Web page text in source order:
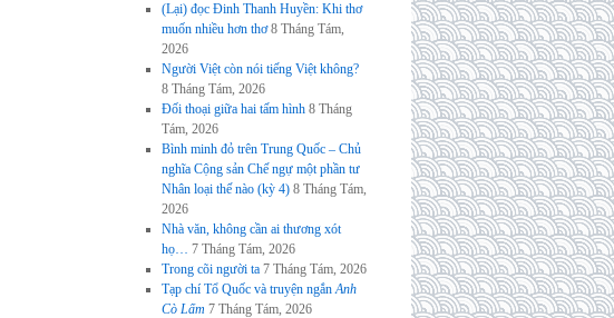
(Lại) đọc Đinh Thanh Huyền: Khi thơ
muốn nhiều hơn thơ 8 Tháng Tám,
2026
Người Việt còn nói tiếng Việt không?
8 Tháng Tám, 2026
Đối thoại giữa hai tấm hình 8 Tháng
Tám, 2026
Bình minh đỏ trên Trung Quốc – Chủ
nghĩa Cộng sản Chế ngự một phần tư
Nhân loại thế nào (kỳ 4) 8 Tháng Tám,
2026
Nhà văn, không cần ai thương xót
họ… 7 Tháng Tám, 2026
Trong cõi người ta 7 Tháng Tám, 2026
Tạp chí Tổ Quốc và truyện ngắnAnh
Cò Lấm 7 Tháng Tám, 2026